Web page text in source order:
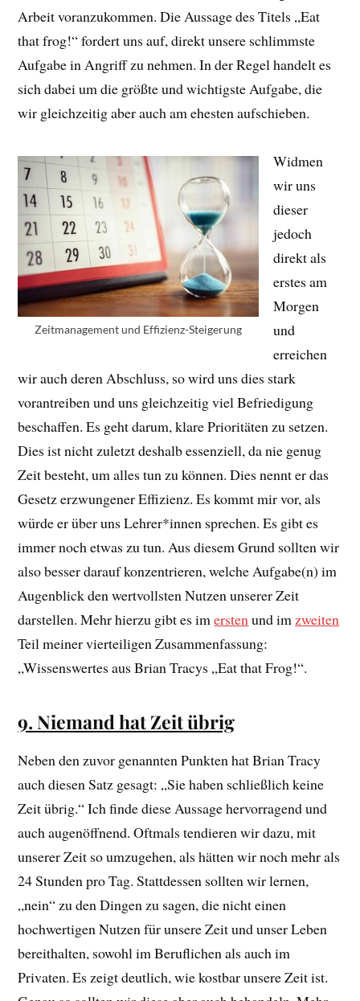
Arbeit voranzukommen. Die Aussage des Titels „Eat
that frog!“ fordert uns auf, direkt unsere schlimmste
Aufgabe in Angriff zu nehmen. In der Regel handelt es
sich dabei um die größte und wichtigste Aufgabe, die
wir gleichzeitig aber auch am ehesten aufschieben.
Zeitmanagement und Effizienz-Steigerung
Widmen
wir uns
dieser
jedoch
direkt als
erstes am
Morgen
und
erreichen
wir auch deren Abschluss, so wird uns dies stark
vorantreiben und uns gleichzeitig viel Befriedigung
beschaffen. Es geht darum, klare Prioritäten zu setzen.
Dies ist nicht zuletzt deshalb essenziell, da nie genug
Zeit besteht, um alles tun zu können. Dies nennt er das
Gesetz erzwungener Effizienz. Es kommt mir vor, als
würde er über uns Lehrer*innen sprechen. Es gibt es
immer noch etwas zu tun. Aus diesem Grund sollten wir
also besser darauf konzentrieren, welche Aufgabe(n) im
Augenblick den wertvollsten Nutzen unserer Zeit
darstellen. Mehr hierzu gibt es imerstenund imzweiten
Teil meiner vierteiligen Zusammenfassung:
„Wissenswertes aus Brian Tracys „Eat that Frog!“.
9. Niemand hat Zeit übrig
Neben den zuvor genannten Punkten hat Brian Tracy
auch diesen Satz gesagt: „Sie haben schließlich keine
Zeit übrig.“ Ich finde diese Aussage hervorragend und
auch augenöffnend. Oftmals tendieren wir dazu, mit
unserer Zeit so umzugehen, als hätten wir noch mehr als
24 Stunden pro Tag. Stattdessen sollten wir lernen,
„nein“ zu den Dingen zu sagen, die nicht einen
hochwertigen Nutzen für unsere Zeit und unser Leben
bereithalten, sowohl im Beruflichen als auch im
Privaten. Es zeigt deutlich, wie kostbar unsere Zeit ist.